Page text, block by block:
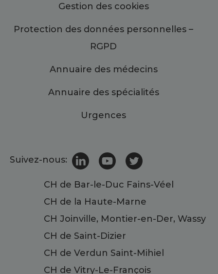
Gestion des cookies
Protection des données personnelles –
RGPD
Annuaire des médecins
Annuaire des spécialités
Urgences
Suivez-nous:
CH de Bar-le-Duc Fains-Véel
CH de la Haute-Marne
CH Joinville, Montier-en-Der, Wassy
CH de Saint-Dizier
CH de Verdun Saint-Mihiel
CH de Vitry-Le-François